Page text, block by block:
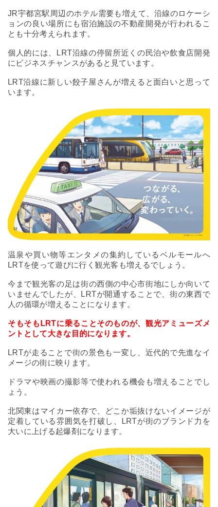
JR宇都宮駅周辺のホテル需要も増えて、沿線のロケーシ
ョンの良い場所にも宿泊施設の不動産開発が行われるこ
とも十分考えられます。
個人的には、LRT沿線の停留所近くの民泊や飲食店開発
にビジネスチャンスがあると見ています。
LRT沿線に新しい餃子屋さんが増えると面白いと思って
います。
温泉や買い物等エンタメの集約しているベルモールへ
LRTを使って遊びに行く観光客も増えるでしょう。
今まで観光客の足は街の西側の中心市街地にしか向いて
いませんでしたが、LRTが開通することで、街の東西で
人の循環が増えることになります。
そもそもLRTに乗ることそのものが、観光アミューズメ
ントとして大きな目的になります。
LRTが走ることで街の景色も一変し、近代的で先進なイ
メージの街に映ります。
ドラマや映画の撮影等で使われる機会も増えることでし
ょう。
北関東はマイカー依存で、どこか垢抜けないイメージが
定着している雰囲気を打破し、LRTが街のブランド力を
大いに上げる起爆剤になります。